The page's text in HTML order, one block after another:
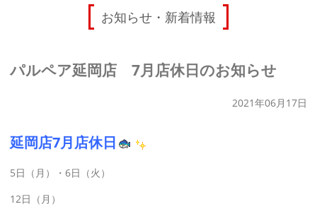
お知らせ・新着情報
パルペア延岡店 7月店休日のお知らせ
2021年06月17日
延岡店7月店休日
5日（月）・6日（火）
12日（月）